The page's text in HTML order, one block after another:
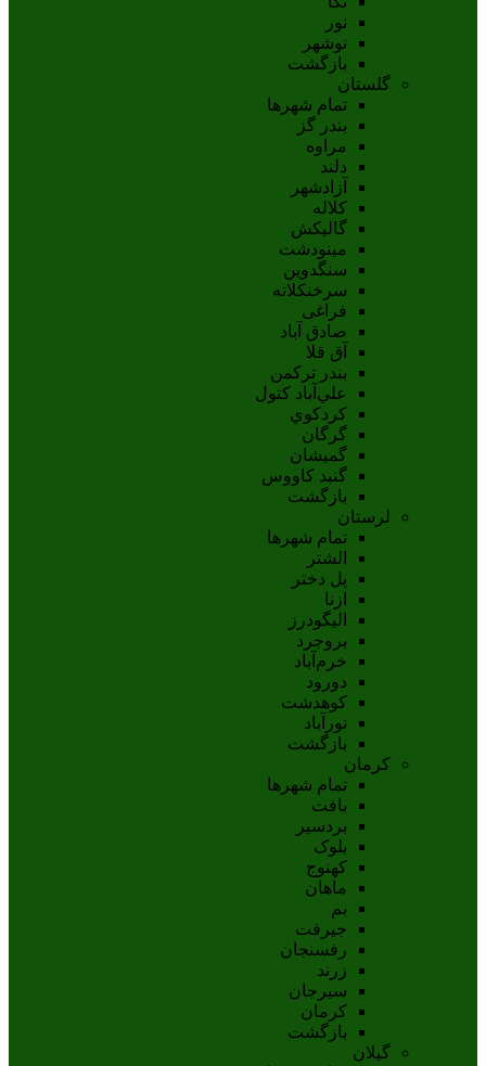
نور
نوشهر
بازگشت
گلستان
تمام شهر‌ها
بندر گز
مراوه
دلند
آزادشهر
کلاله
گالیکش
مینودشت
سنگدوین
سرخنکلاته
فراغی
صادق آباد
آق قلا
بندر ترکمن
علي‌آباد کتول
کردکوي
گرگان
گميشان
گنبد کاووس
بازگشت
لرستان
تمام شهر‌ها
الشتر
پل دختر
ازنا
اليگودرز
بروجرد
خرم‌آباد
دورود
کوهدشت
نورآباد
بازگشت
کرمان
تمام شهر‌ها
بافت
بردسیر
بلوک
کهنوج
ماهان
بم
جيرفت
رفسنجان
زرند
سيرجان
کرمان
بازگشت
گیلان